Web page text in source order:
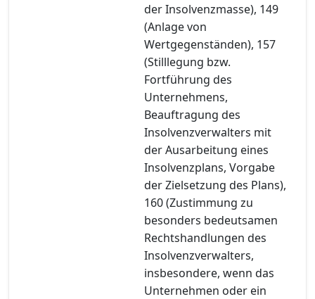
der Insolvenzmasse), 149
(Anlage von
Wertgegenständen), 157
(Stilllegung bzw.
Fortführung des
Unternehmens,
Beauftragung des
Insolvenzverwalters mit
der Ausarbeitung eines
Insolvenzplans, Vorgabe
der Zielsetzung des Plans),
160 (Zustimmung zu
besonders bedeutsamen
Rechtshandlungen des
Insolvenzverwalters,
insbesondere, wenn das
Unternehmen oder ein